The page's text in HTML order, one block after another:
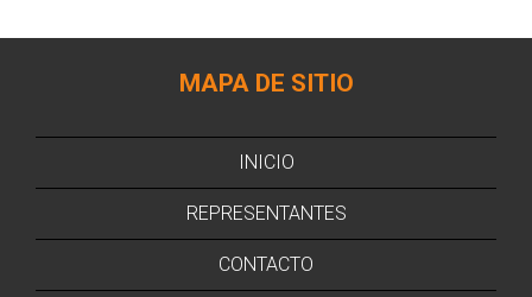
MAPA DE SITIO
INICIO
REPRESENTANTES
CONTACTO